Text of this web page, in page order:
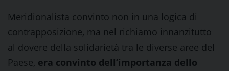
Meridionalista convinto non in una logica di
contrapposizione, ma nel richiamo innanzitutto
al dovere della solidarietà tra le diverse aree del
Paese, era convinto dell’importanza dello